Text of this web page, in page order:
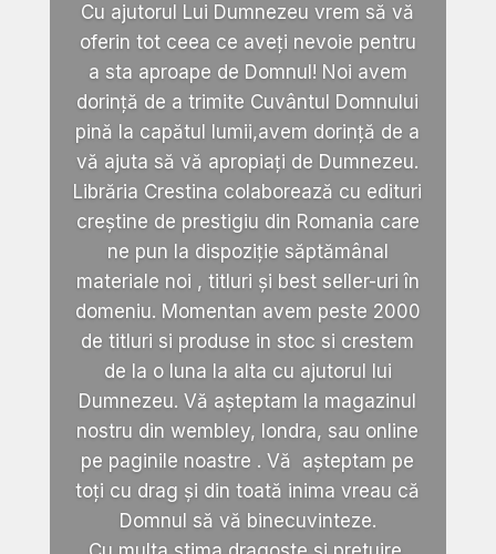
Cu ajutorul Lui Dumnezeu vrem să vă
oferin tot ceea ce aveți nevoie pentru
a sta aproape de Domnul! Noi avem
dorință de a trimite Cuvântul Domnului
pină la capătul lumii,avem dorință de a
vă ajuta să vă apropiați de Dumnezeu.
Librăria Crestina colaborează cu edituri
creștine de prestigiu din Romania care
ne pun la dispoziție săptămânal
materiale noi , titluri și best seller-uri în
domeniu. Momentan avem peste 2000
de titluri si produse in stoc si crestem
de la o luna la alta cu ajutorul lui
Dumnezeu. Vă așteptam la magazinul
nostru din wembley, londra, sau online
pe paginile noastre . Vă așteptam pe
toți cu drag și din toată inima vreau că
Domnul să vă binecuvinteze.